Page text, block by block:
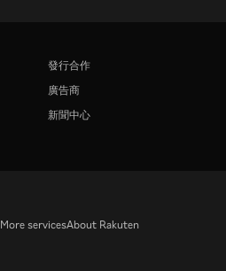
發行合作
廣告商
新聞中心
More servicesAbout Rakuten